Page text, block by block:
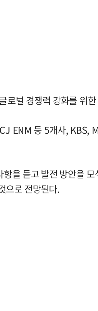
로벌 경쟁력 강화를 위
ENM 등 5개사, KBS,
을 듣고 발전 방안을
으로 전망된다.